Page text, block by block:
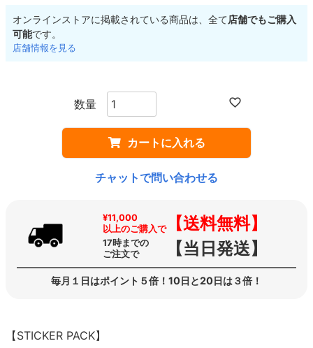
オンラインストアに掲載されている商品は、全て店舗でもご購入
可能です。
店舗情報を見る
カートに入れる
チャットで問い合わせる
¥11,000
以上のご購入で【送料無料】
17時までの
ご注文で
【当日発送】
毎月１日はポイント５倍！10日と20日は３倍！
【STICKER PACK】
シェイプデッキ